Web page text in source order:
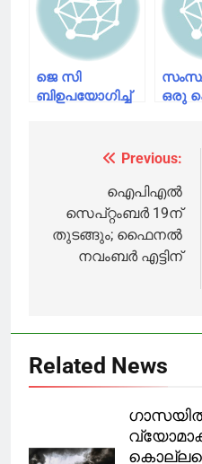
ജെ സി
ബിഉപയോഗിച്ച്
മരിച്ചയാളുടെ
കുഴിയിലേക്ക്
തട്ടിയത്
വിവാദമാകുന്നു;
സംഭവം
ആന്ധ്രയിലെ
ഒരു
navigation
Previous:
ഐപിഎല്‍
സെപ്റ്റംബര്‍ 19ന്
തുടങ്ങും; ഫൈനല്‍
നവംബര്‍ എട്ടിന്‌
Related News